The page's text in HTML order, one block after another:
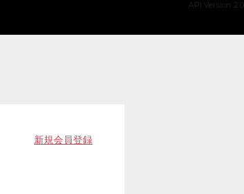
API Version 2.0
新規会員登録